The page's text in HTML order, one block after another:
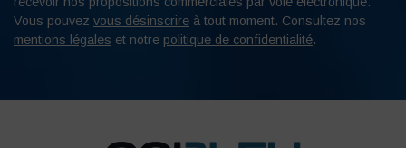
Vous pouvez vous désinscrire à tout moment. Consultez nos
mentions légales et notre politique de confidentialité.